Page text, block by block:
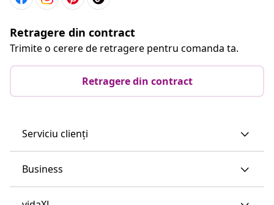
Retragere din contract
Trimite o cerere de retragere pentru comanda ta.
Retragere din contract
Serviciu clienți
Business